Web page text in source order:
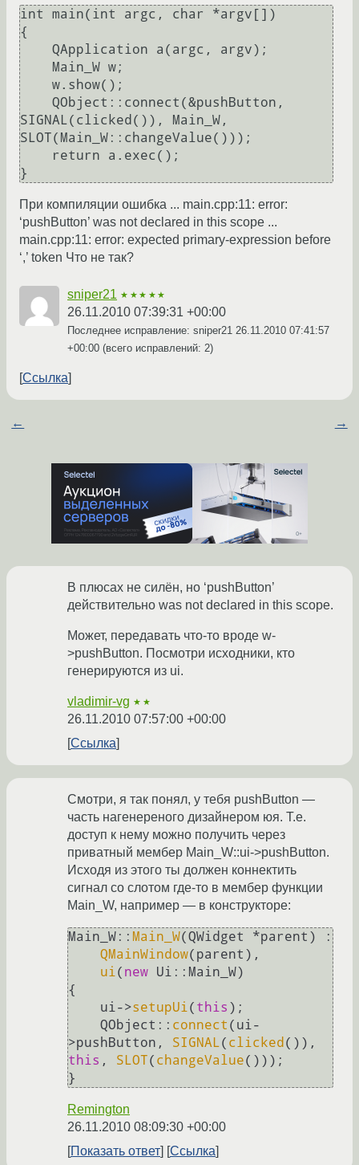
int main(int argc, char *argv[])
{
SIGNAL(clicked()), Main_W,
SLOT(Main_W::changeValue()));
При компиляции ошибка ... main.cpp:11: error:
‘pushButton’ was not declared in this scope ...
main.cpp:11: error: expected primary-expression before
‘,’ token Что не так?
sniper21 ★★★★★
26.11.2010 07:39:31 +00:00
Последнее исправление: sniper21 26.11.2010 07:41:57
+00:00 (всего исправлений: 2)
Ссылка
← →
В плюсах не силён, но ‘pushButton’
действительно was not declared in this scope.
Может, передавать что-то вроде w-
>pushButton. Посмотри исходники, кто
генерируются из ui.
vladimir-vg ★★
26.11.2010 07:57:00 +00:00
Ссылка
Смотри, я так понял, у тебя pushButton —
часть нагенереного дизайнером юя. Т.е.
доступ к нему можно получить через
приватный мембер Main_W::ui->pushButton.
Исходя из этого ты должен коннектить
сигнал со слотом где-то в мембер функции
Main_W, например — в конструкторе:
Main_W:: Main_W(QWidget *parent) :
QMainWindow(parent),
ui( new Ui::Main_W)
{
    ui->
setupUi( this );
    QObject::
connect (ui-
>pushButton, SIGNAL( clicked
this , SLOT( changeValue()));
Remington
26.11.2010 08:09:30 +00:00
Показать ответ
Ссылка